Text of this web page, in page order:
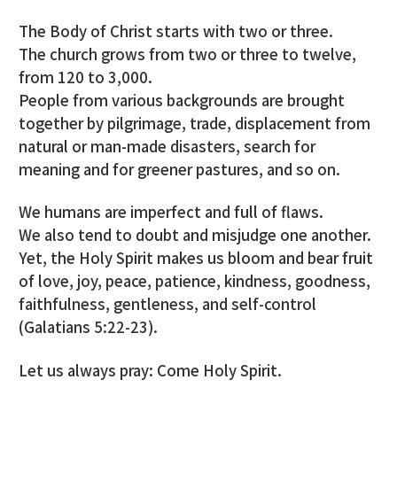
The Body of Christ starts with two or three.
The church grows from two or three to twelve,
from 120 to 3,000.
People from various backgrounds are brought
together by pilgrimage, trade, displacement from
natural or man-made disasters, search for
meaning and for greener pastures, and so on.
We humans are imperfect and full of flaws.
We also tend to doubt and misjudge one another.
Yet, the Holy Spirit makes us bloom and bear fruit
of love, joy, peace, patience, kindness, goodness,
faithfulness, gentleness, and self-control
(Galatians 5:22-23).
Let us always pray: Come Holy Spirit.